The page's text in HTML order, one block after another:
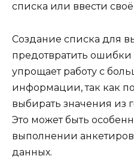
списка или ввести
Создание списка для
предотвратить
упрощает работу с
информации, так как
выбирать значения из
Это может быть
выполнении
данных.